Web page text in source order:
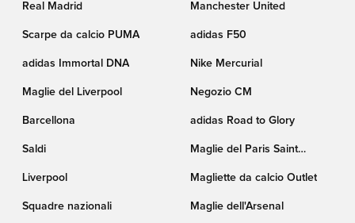
Real Madrid Manchester United
Scarpe da calcio PUMA adidas F50
adidas Immortal DNA Nike Mercurial
Maglie del Liverpool Negozio CM
Barcellona adidas Road to Glory
Saldi
Maglie del Paris Saint
Liverpool
Magliette da calcio Outlet
Squadre nazionali Maglie dell'Arsenal